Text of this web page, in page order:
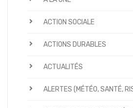
ACTION SOCIALE
ACTIONS DURABLES
ACTUALITÉS
ALERTES (MÉTÉO, SANTÉ,